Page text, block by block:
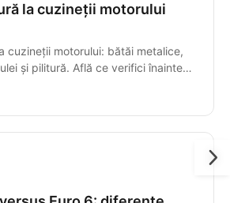
la cuzineții motorului
cuzineții motorului: bătăi metalice,
și pilitură. Află ce verifici înainte